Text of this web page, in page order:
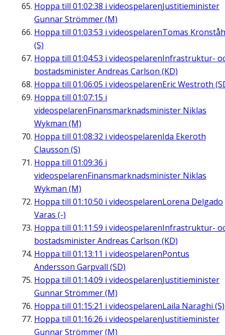
Hoppa till 01:02:38 i videospelarenJustitieminister
Gunnar Strömmer (M)
Hoppa till 01:03:53 i videospelarenTomas
(S)
Hoppa till 01:04:53 i videospelarenInfrastruktur-
bostadsminister Andreas Carlson (KD)
Hoppa till 01:06:05 i videospelarenEric Westroth
Hoppa till 01:07:15 i
videospelarenFinansmarknadsminister Niklas
Wykman (M)
Hoppa till 01:08:32 i videospelarenIda Ekeroth
Clausson (S)
Hoppa till 01:09:36 i
videospelarenFinansmarknadsminister Niklas
Wykman (M)
Hoppa till 01:10:50 i videospelarenLorena Delgado
Varas (-)
Hoppa till 01:11:59 i videospelarenInfrastruktur-
bostadsminister Andreas Carlson (KD)
Hoppa till 01:13:11 i videospelarenPontus
Andersson Garpvall (SD)
Hoppa till 01:14:09 i videospelarenJustitieminister
Gunnar Strömmer (M)
Hoppa till 01:15:21 i videospelarenLaila Naraghi (S)
Hoppa till 01:16:26 i videospelarenJustitieminister
Gunnar Strömmer (M)